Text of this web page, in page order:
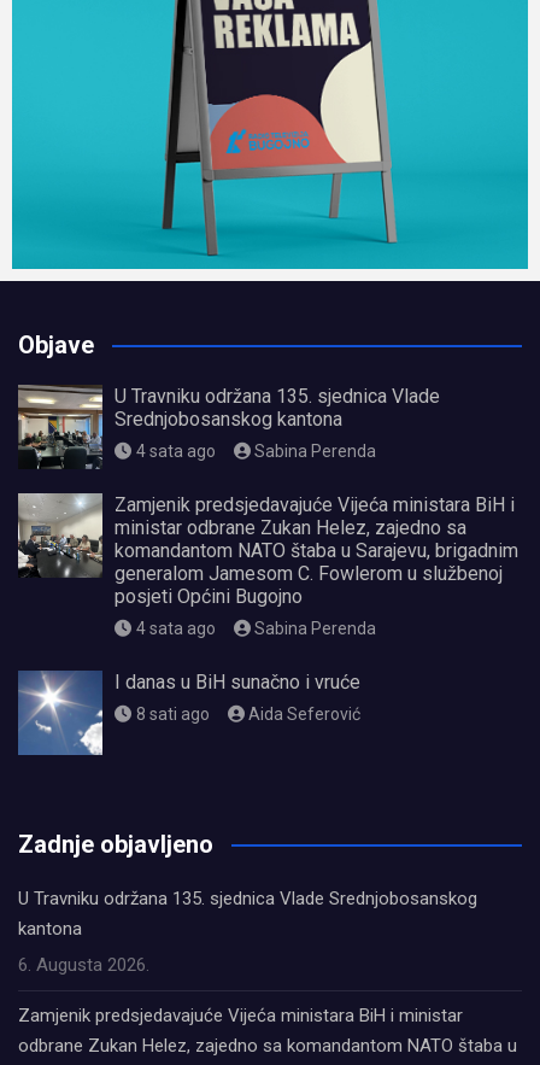
Objave
U Travniku održana 135. sjednica Vlade
Srednjobosanskog kantona
4 sata ago Sabina Perenda
Zamjenik predsjedavajuće Vijeća ministara BiH i
ministar odbrane Zukan Helez, zajedno sa
komandantom NATO štaba u Sarajevu, brigadnim
generalom Jamesom C. Fowlerom u službenoj
posjeti Općini Bugojno
4 sata ago Sabina Perenda
I danas u BiH sunačno i vruće
8 sati ago Aida Seferović
Zadnje objavljeno
U Travniku održana 135. sjednica Vlade Srednjobosanskog
kantona
6. Augusta 2026.
Zamjenik predsjedavajuće Vijeća ministara BiH i ministar
odbrane Zukan Helez, zajedno sa komandantom NATO štaba u